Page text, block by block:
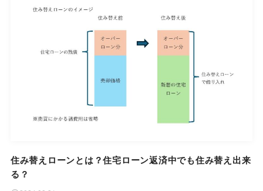
住み替えローンとは？住宅ローン返済中でも住み替え出来
る？